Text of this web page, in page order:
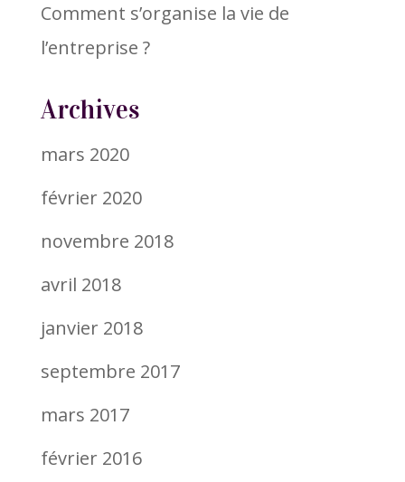
Comment s’organise la vie de
l’entreprise ?
Archives
mars 2020
février 2020
novembre 2018
avril 2018
janvier 2018
septembre 2017
mars 2017
février 2016